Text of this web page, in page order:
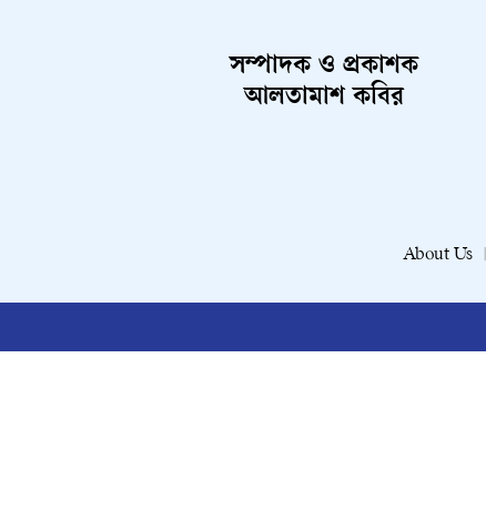
সম্পাদক ও প্রকাশক
আলতামাশ কবির
About Us